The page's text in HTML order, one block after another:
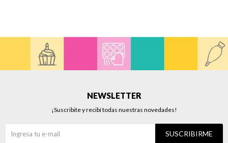
NEWSLETTER
¡Suscribite y recibí todas nuestras novedades!
SUSCRIBIRME